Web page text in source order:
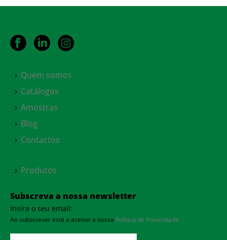
Quem somos
Catálogos
Amostras
Blog
Contactos
Produtos
Subscreva a nossa newsletter
Insira o seu email:
Ao subscrever está a aceitar a nossa Política de Privacidade